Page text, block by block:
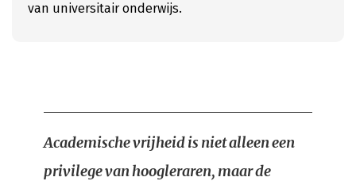
van universitair onderwijs.
Academische vrijheid is niet alleen een
privilege van hoogleraren, maar de